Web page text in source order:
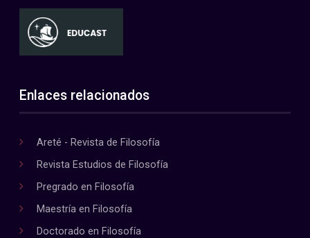
Enlaces relacionados
Areté - Revista de Filosofía
Revista Estudios de Filosofía
Pregrado en Filosofía
Maestría en Filosofía
Doctorado en Filosofía